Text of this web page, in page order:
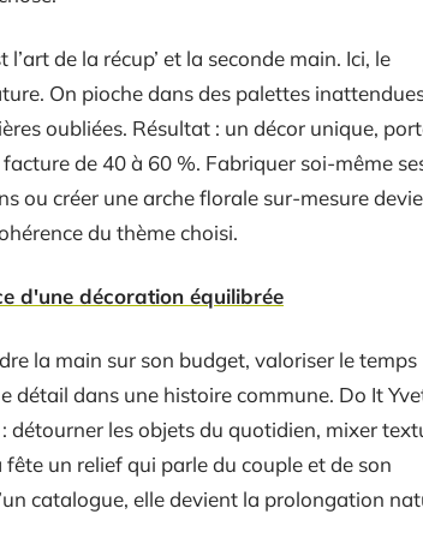
de la récup’ et la seconde main. Ici, le
On pioche dans des palettes
oubliées. Résultat : un décor unique,
de 40 à 60 %. Fabriquer soi-même
ou créer une arche florale sur-mesure
du thème choisi.
d'une décoration équilibrée
la main sur son budget, valoriser le temps
détail dans une histoire commune. Do It
détourner les objets du quotidien, mixer
un relief qui parle du couple et de son
catalogue, elle devient la prolongation